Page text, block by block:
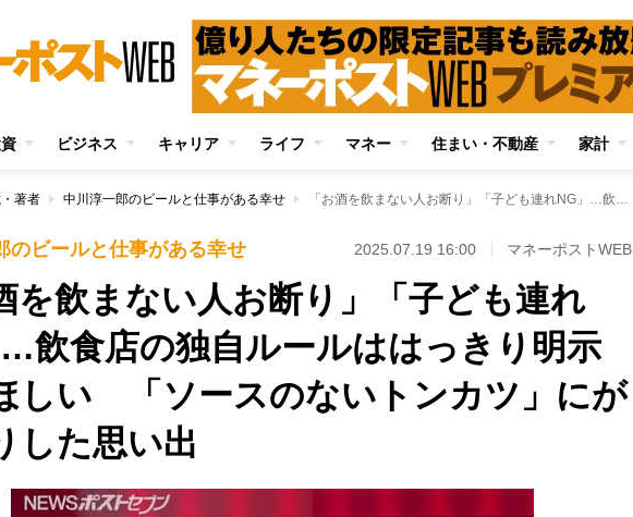
ビジネス キャリア ライフ マネー 住まい・不動産 家計
著者 中川淳一郎のビールと仕事がある幸せ 「お酒を飲まない人お断り」「子ども連れNG」…飲食店の独自ルールははっきり明示してほしい 「ソースのないトンカツ」にがっかりした思い出
のビールと仕事がある幸せ 2025.07.19 16:00 マネーポストWEB
を飲まない人お断り」「子ども連れ
飲食店の独自ルールははっきり明示
しい 「ソースのないトンカツ」にが
した思い出